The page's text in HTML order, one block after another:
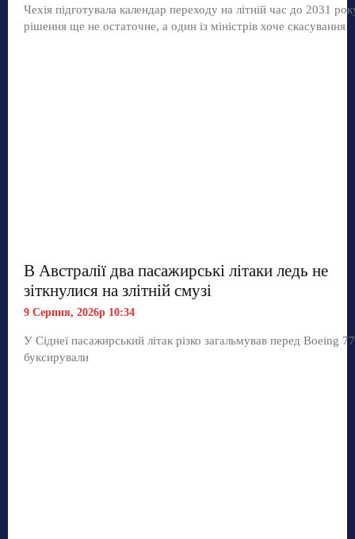
Чехія підготувала календар переходу на літній час до 2031
рішення ще не остаточне, а один із міністрів хоче скасування
В Австралії два пасажирські літаки ледь не
зіткнулися на злітній смузі
9 Серпня, 2026р 10:34
У Сіднеї пасажирський літак різко загальмував перед Boeing
буксирували